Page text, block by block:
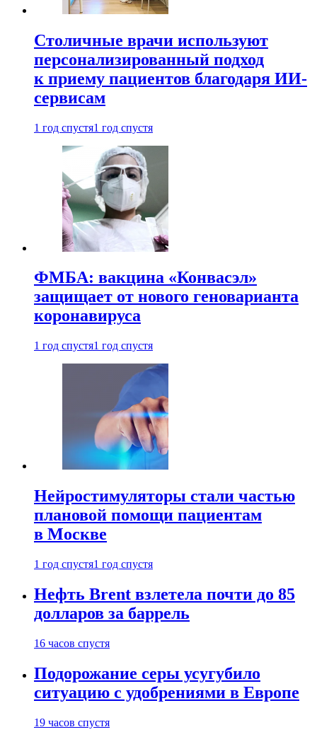
Столичные врачи используют
персонализированный подход
к приему пациентов благодаря ИИ-
сервисам
1 год спустя1 год спустя
ФМБА: вакцина «Конвасэл»
защищает от нового геноварианта
коронавируса
1 год спустя1 год спустя
Нейростимуляторы стали частью
плановой помощи пациентам
в Москве
1 год спустя1 год спустя
Нефть Brent взлетела почти до 85
долларов за баррель
16 часов спустя
Подорожание серы усугубило
ситуацию с удобрениями в Европе
19 часов спустя